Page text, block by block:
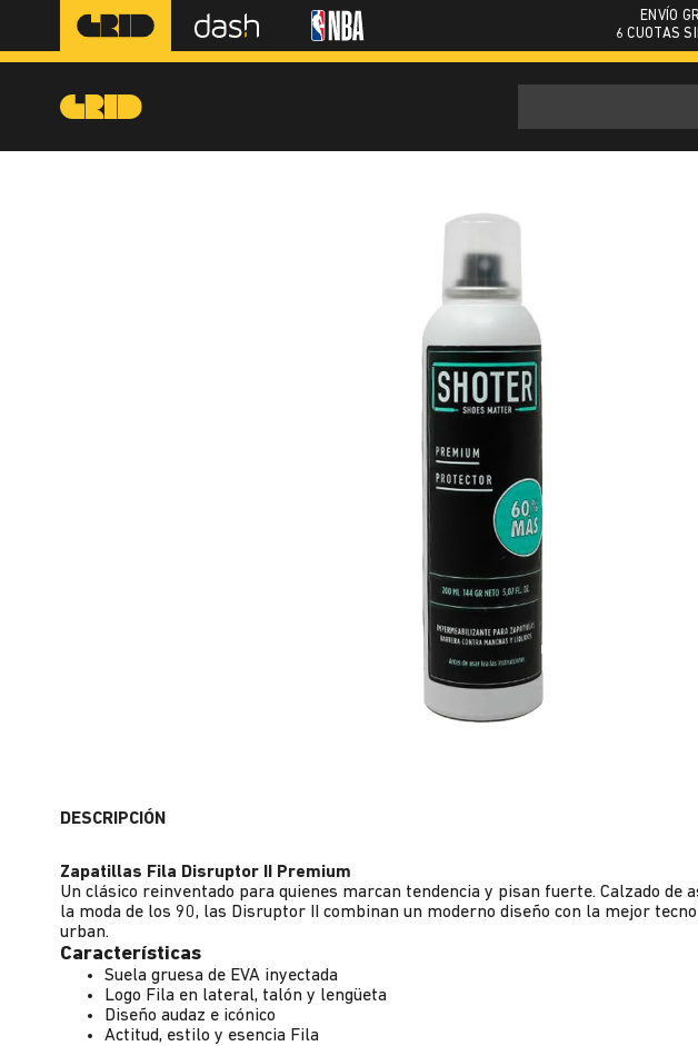
ENVÍO
6 CUOTAS
DESCRIPCIÓN
Zapatillas Fila Disruptor II Premium
Un clásico reinventado para quienes marcan tendencia y pisan fuerte. Calzado de
la moda de los 90, las Disruptor II combinan un moderno diseño con la mejor
urban.
Características
Suela gruesa de EVA inyectada
Logo Fila en lateral, talón y lengüeta
Diseño audaz e icónico
Actitud, estilo y esencia Fila